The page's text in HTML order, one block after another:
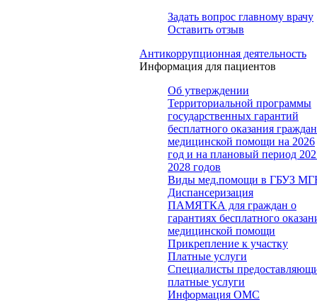
Задать вопрос главному врачу
Оставить отзыв
Антикоррупционная деятельность
Информация для пациентов
Об утверждении
Территориальной программы
государственных гарантий
бесплатного оказания
медицинской помощи на 2026
год и на плановый период
2028 годов
Виды мед.помощи в ГБУЗ
Диспансеризация
ПАМЯТКА для граждан о
гарантиях бесплатного
медицинской помощи
Прикрепление к участку
Платные услуги
Специалисты
платные услуги
Информация ОМС